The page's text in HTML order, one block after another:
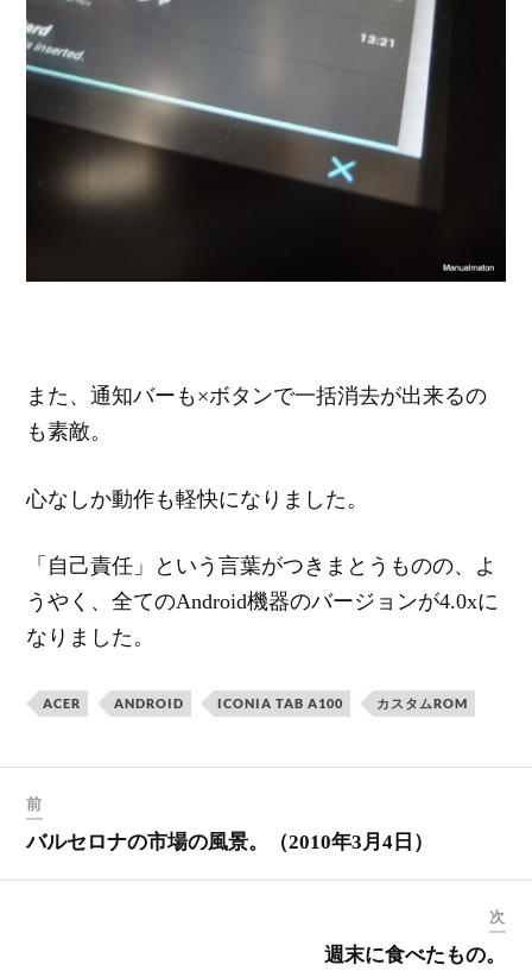
また、通知バーも×ボタンで一括消去が出来るの
も素敵。
心なしか動作も軽快になりました。
「自己責任」という言葉がつきまとうものの、よ
うやく、全てのAndroid機器のバージョンが4.0xに
なりました。
ACER ANDROID ICONIA TAB A100 カスタムROM
前
バルセロナの市場の風景。（2010年3月4日）
次
週末に食べたもの。